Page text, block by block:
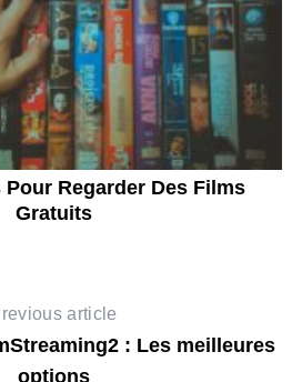
Regarder Des Films
Gratuits
article
: Les meilleures
options